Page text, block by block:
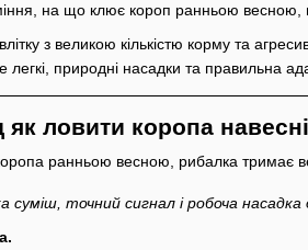
на що клює короп ранньою
з великою кількістю корму та
природні насадки та правильна
ловити коропа навесні
суміш, точний сигнал і робоча